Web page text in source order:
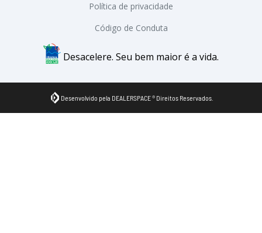
Política de privacidade
Código de Conduta
Desacelere. Seu bem maior é a vida.
Desenvolvido pela DEALERSPACE ® Direitos Reservados.